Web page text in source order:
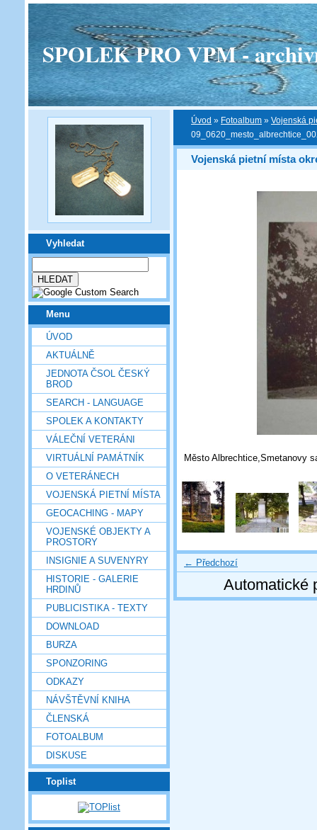
SPOLEK PRO VPM -
Vyhledat
Menu
ÚVOD
AKTUÁLNĚ
JEDNOTA ČSOL ČESKÝ
BROD
SEARCH - LANGUAGE
SPOLEK A KONTAKTY
VÁLEČNÍ VETERÁNI
VIRTUÁLNÍ PAMÁTNÍK
O VETERÁNECH
VOJENSKÁ PIETNÍ MÍSTA
GEOCACHING - MAPY
VOJENSKÉ OBJEKTY A
PROSTORY
INSIGNIE A SUVENYRY
HISTORIE - GALERIE
HRDINŮ
PUBLICISTIKA - TEXTY
DOWNLOAD
BURZA
SPONZORING
ODKAZY
NÁVŠTĚVNÍ KNIHA
ČLENSKÁ
FOTOALBUM
DISKUSE
Toplist
Úvod » Fotoalbum » Vojenská
Vojenská pietní místa
Město Albrechtice,Smetanovy
← Předchozí
Automatické